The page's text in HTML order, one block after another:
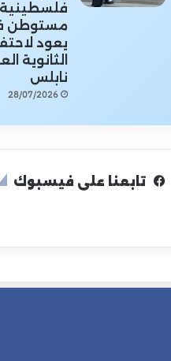
مستوطن
يعود
الثانوية
نابلس
28/07/2026
تابعنا على فيسبوك